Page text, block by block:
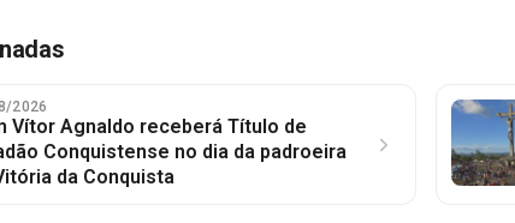
2026
Vítor Agnaldo receberá Título de
Conquistense no dia da padroeira
da Conquista